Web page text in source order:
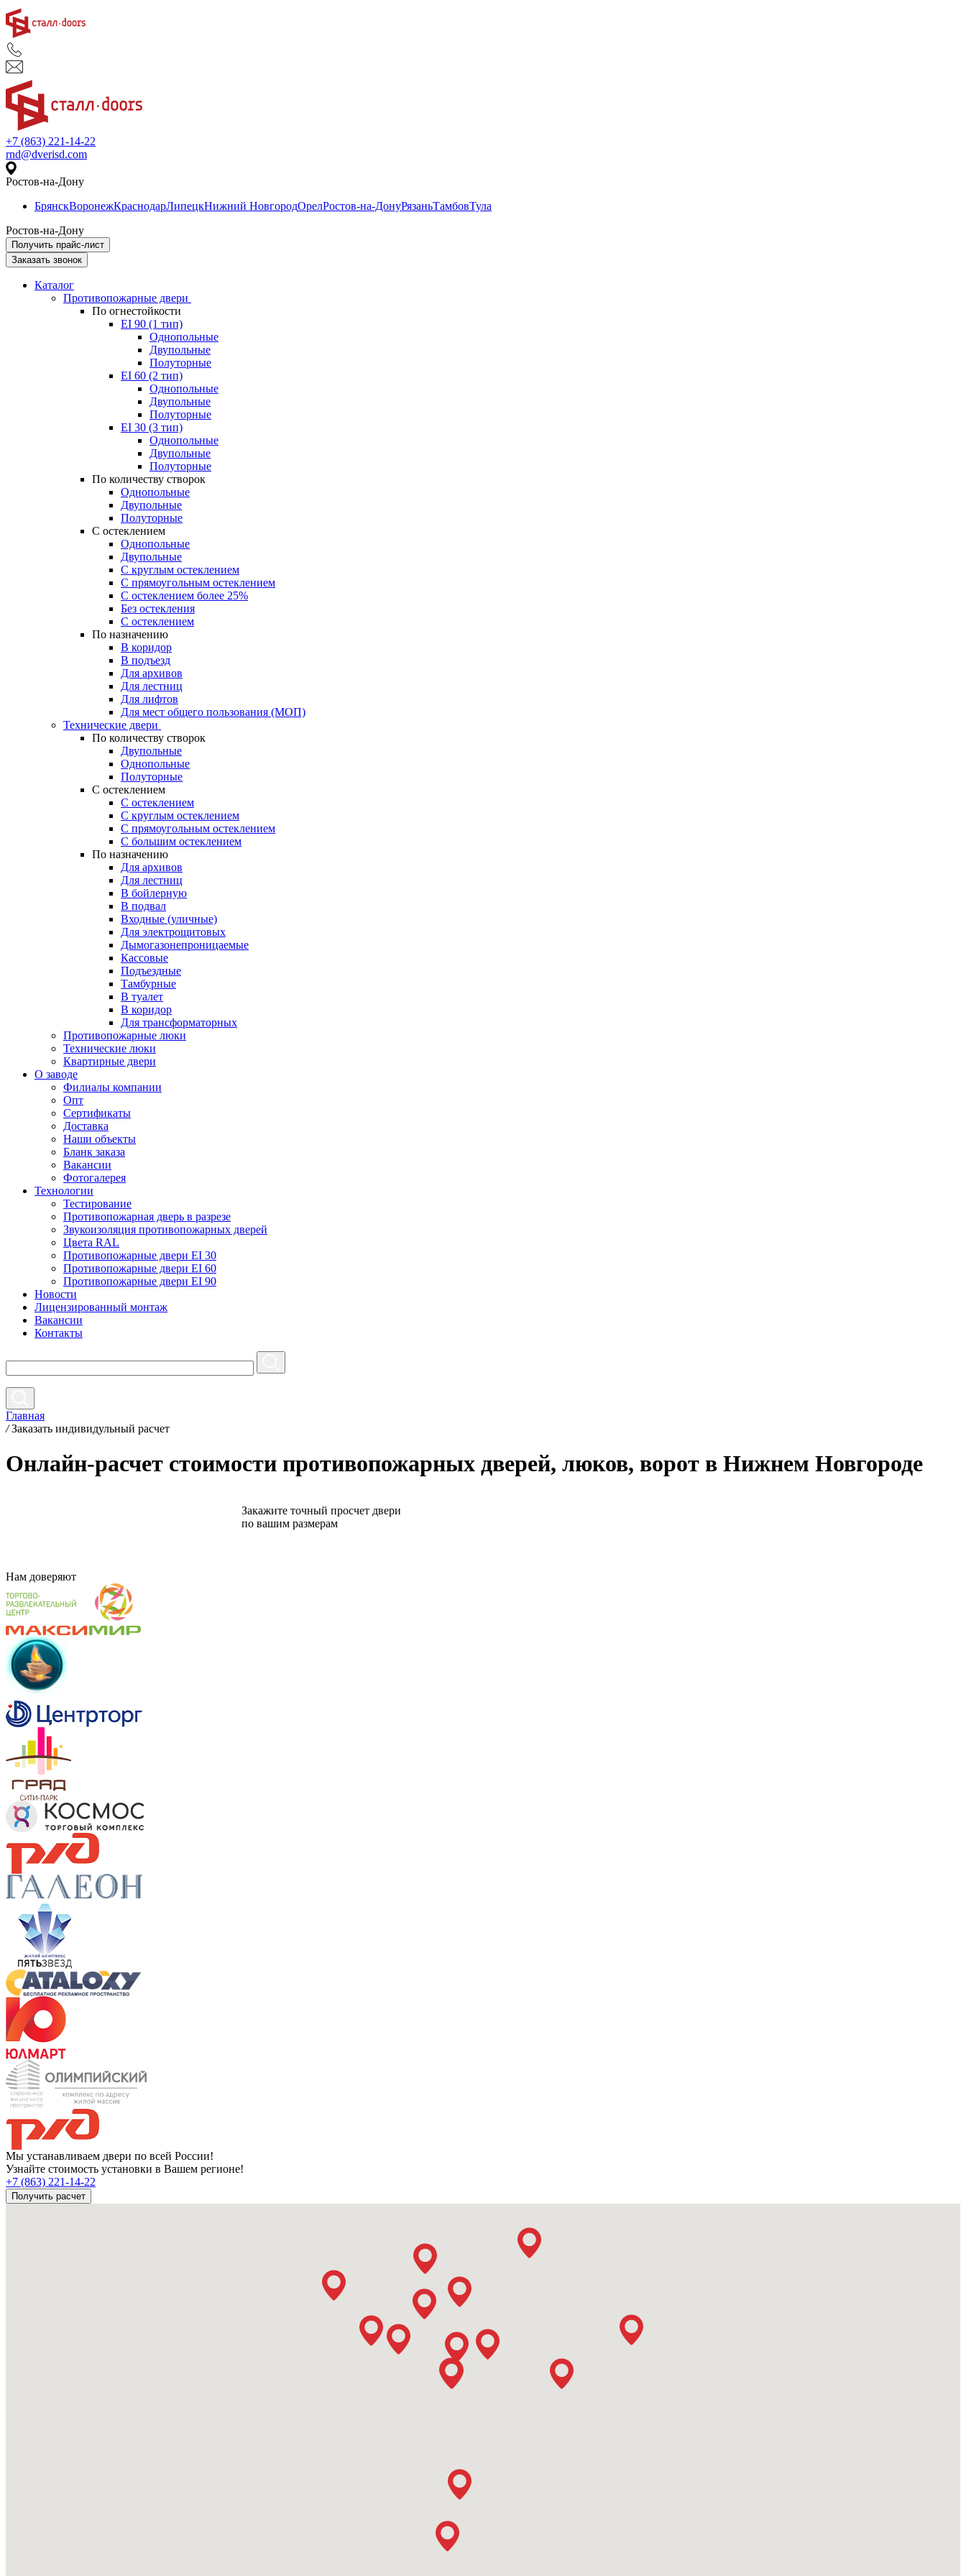
+7 (863) 221-14-22
rnd@dverisd.com
Ростов-на-Дону
БрянскВоронежКраснодарЛипецкНижний НовгородОрелРостов-на-ДонуРязаньТамбовТула
Ростов-на-Дону
Получить прайс-лист
Заказать звонок
Каталог
Противопожарные двери
По огнестойкости
EI 90 (1 тип)
Однопольные
Двупольные
Полуторные
EI 60 (2 тип)
Однопольные
Двупольные
Полуторные
EI 30 (3 тип)
Однопольные
Двупольные
Полуторные
По количеству створок
Однопольные
Двупольные
Полуторные
С остеклением
Однопольные
Двупольные
С круглым остеклением
С прямоугольным остеклением
С остеклением более 25%
Без остекления
С остеклением
По назначению
В коридор
В подъезд
Для архивов
Для лестниц
Для лифтов
Для мест общего пользования (МОП)
Технические двери
По количеству створок
Двупольные
Однопольные
Полуторные
С остеклением
С остеклением
С круглым остеклением
С прямоугольным остеклением
С большим остеклением
По назначению
Для архивов
Для лестниц
В бойлерную
В подвал
Входные (уличные)
Для электрощитовых
Дымогазонепроницаемые
Кассовые
Подъездные
Тамбурные
В туалет
В коридор
Для трансформаторных
Противопожарные люки
Технические люки
Квартирные двери
О заводе
Филиалы компании
Опт
Сертификаты
Доставка
Наши объекты
Бланк заказа
Вакансии
Фотогалерея
Технологии
Тестирование
Противопожарная дверь в разрезе
Звукоизоляция противопожарных дверей
Цвета RAL
Противопожарные двери EI 30
Противопожарные двери EI 60
Противопожарные двери EI 90
Новости
Лицензированный монтаж
Вакансии
Контакты
Главная
/ Заказать индивидульный расчет
Онлайн-расчет стоимости противопожарных дверей, люков, ворот в Нижнем Новгороде
Закажите точный просчет двери
по вашим размерам
Нам доверяют
Мы устанавливаем двери по всей России!
Узнайте стоимость установки в Вашем регионе!
+7 (863) 221-14-22
Получить расчет